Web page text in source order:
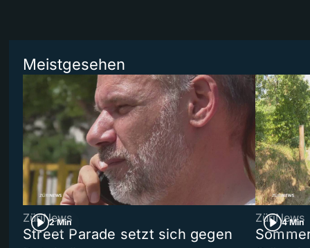
Meistgesehen
2 Min
ZüriNews
Street Parade setzt sich gegen
4 Min
ZüriNews